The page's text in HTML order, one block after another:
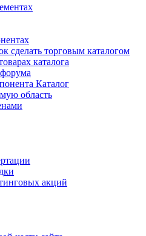
сделать торговым каталогом
каталога
Каталог
область
акций